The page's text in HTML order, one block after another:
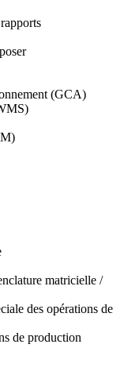
(GCA)
matricielle /
des opérations de
de production